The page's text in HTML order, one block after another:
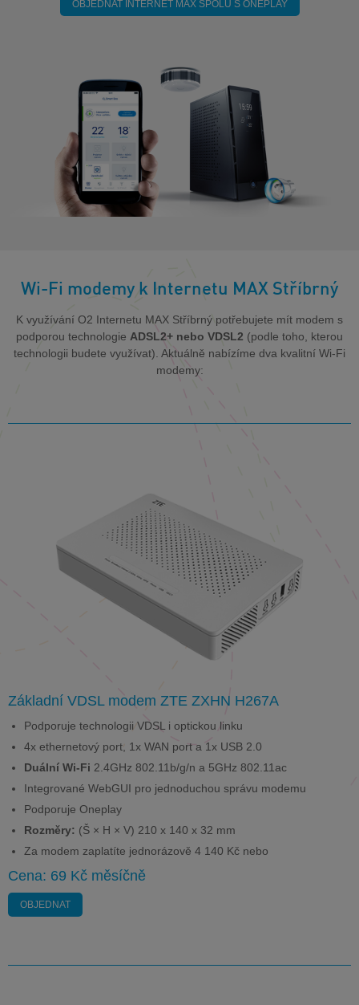
OBJEDNAT INTERNET MAX SPOLU S ONEPLAY
Wi-Fi modemy k Internetu MAX Stříbrný
K využívání O2 Internetu MAX Stříbrný potřebujete mít modem s
podporou technologie ADSL2+ nebo VDSL2 (podle toho, kterou
technologii budete využívat). Aktuálně nabízíme dva kvalitní Wi-Fi
modemy:
Základní VDSL modem ZTE ZXHN H267A
Podporuje technologii VDSL i optickou linku
4x ethernetový port, 1x WAN port a 1x USB 2.0
Duální Wi-Fi 2.4GHz 802.11b/g/n a 5GHz 802.11ac
Integrované WebGUI pro jednoduchou správu modemu
Podporuje Oneplay
Rozměry: (Š × H × V) 210 x 140 x 32 mm
Za modem zaplatíte jednorázově 4 140 Kč nebo
Cena: 69 Kč měsíčně
OBJEDNAT